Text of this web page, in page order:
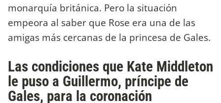
monarquía británica. Pero la situación
empeora al saber que Rose era una de las
amigas más cercanas de la princesa de Gales.
Las condiciones que Kate Middleton
le puso a Guillermo, príncipe de
Gales, para la coronación